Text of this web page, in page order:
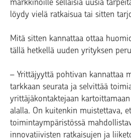
löydy vielä ratkaisua tai sitten
Mitä sitten kannattaa ottaa
tällä hetkellä uuden yrityksen
– Yrittäjyyttä pohtivan kannattaa
tarkkaan seurata ja selvittää
yrittäjäkontaktejaan
alalla. On kuitenkin muistettava,
toimintaympäristössä
innovatiivisten ratkaisujen ja